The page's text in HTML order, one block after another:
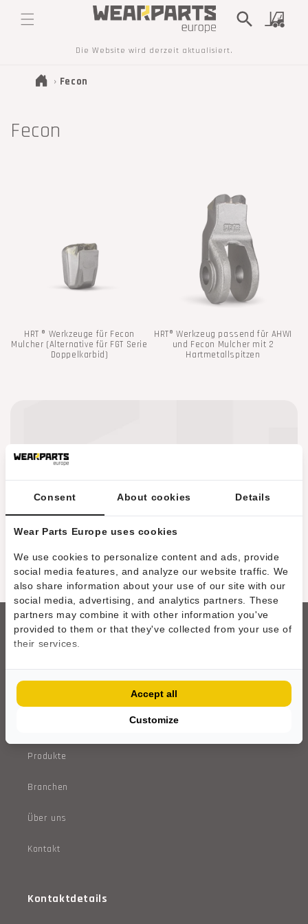
ZUM
INHALT
Warenkorb
Die Website wird derzeit aktualisiert.
› Fecon
K
e
Fecon
HRT ® Werkzeuge für Fecon
Mulcher (Alternative für FGT Serie
Doppelkarbid)
HRT® Werkzeug passend für AHWI
und Fecon Mulcher mit 2
Hartmetallspitzen
Contact Us
WIR FÜGEN DERZEIT WEITERE PRODUKTE
HINZU
Produkte
Branchen
Über uns
Kontakt
Kontaktdetails
Consent About cookies Details
Wear Parts Europe uses cookies
We use cookies to personalize content and ads, provide
social media features, and analyze our website traffic. We
also share information about your use of our site with our
social media, advertising, and analytics partners. These
partners may combine it with other information you've
provided to them or that they've collected from your use of
their services.
Customize
Accept all